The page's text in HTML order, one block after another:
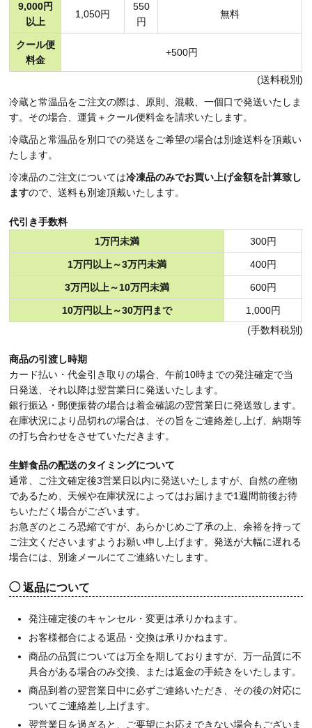
9,000円
以上
1,050円
550
円
無料
クール便
料金
+500円
(送料税別)
冷蔵と常温品をご注文の際は、原則、混載、一個口で発送いたしま
す。その場合、運賃＋クール便料金を請求いたします。
冷蔵品と常温品を別口での発送をご希望の場合は別途送料を頂戴い
たします。
冷凍品のご注文については冷凍品のみでお買い上げ金額を計算致し
ますので、送料も別途頂戴いたします。
代引き手数料
1万円未満
300円
1万円以上～3万円未満 400円
3万円以上～10万円未満 600円
10万円以上～30万円まで
1,000円
(手数料税別)
商品の引渡し時期
カード払い・代金引き取りの場合、午前10時までの発注確定で当
日発送、それ以降は翌営業日に発送いたします。
銀行振込・郵便振替の場合は着金確認の翌営業日に発送致します。
在庫状況により品切れの場合は、その旨をご連絡差し上げ、納期等
の打ち合わせをさせていただきます。
生鮮食品の配送のタイミングについて
通常、ご注文確定後3営業日以内に発送いたしますが、自然の産物
であるため、天候や在庫状況によってはお届けまで1週間前後お待
ちいただく場合がございます。
お急ぎのところ恐縮ですが、あらかじめご了承の上、余裕を持って
ご注文くださいますようお願い申し上げます。発送が大幅に遅れる
場合には、別途メールにてご連絡いたします。
返品について
発注確定後のキャンセル・変更は承りかねます。
お客様都合による返品・交換は承りかねます。
商品の品質については万全を期しておりますが、万一品質に不
具合がある場合のみ交換、または返金の手続きをいたします。
商品到着の翌営業日中に必ずご連絡いただき、その後の対応に
ついてご連絡差し上げます。
翌営業日を過ぎると、ご要望にお応えできない場合もございま